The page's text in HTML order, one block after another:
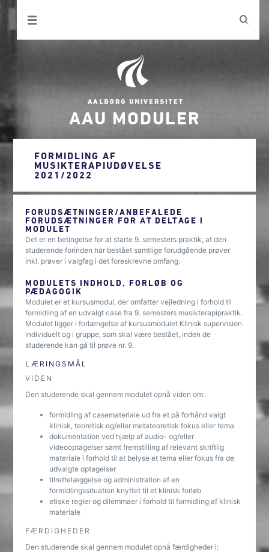
AAU MODULER
FORMIDLING AF
MUSIKTERAPIUDØVELSE
2021/2022
FORUDSÆTNINGER/ANBEFALEDE
FORUDSÆTNINGER FOR AT DELTAGE I
MODULET
Det er en betingelse for at starte 9. semesters praktik, at den
studerende forinden har bestået samtlige forudgående prøver
inkl. prøver i valgfag i det foreskrevne omfang.
MODULETS INDHOLD, FORLØB OG
PÆDAGOGIK
Modulet er et kursusmodul, der omfatter vejledning i forhold til
formidling af en udvalgt case fra 9. semesters musikterapipraktik.
Modulet ligger i forlængelse af kursusmodulet Klinisk supervision
individuelt og i gruppe, som skal være bestået, inden de
studerende kan gå til prøve nr. 9.
LÆRINGSMÅL
VIDEN
Den studerende skal gennem modulet opnå viden om:
formidling af casemateriale ud fra et på forhånd valgt
klinisk, teoretisk og/eller metateoretisk fokus eller tema
dokumentation ved hjælp af audio- og/eller
videooptagelser samt fremstilling af relevant skriftlig
materiale i forhold til at belyse et tema eller fokus fra de
udvalgte optagelser
tilrettelæggelse og administration af en
formidlingssituation knyttet til et klinisk forløb
etiske regler og dilemmaer i forhold til formidling af klinisk
materiale
FÆRDIGHEDER
Den studerende skal gennem modulet opnå færdigheder i: